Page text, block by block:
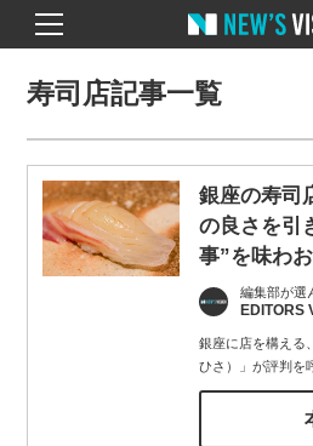
寿司店記事一覧
銀座の寿司
の良さを引
事”を味わお
編集部が選
EDITORS
銀座に店を構える
ひさ）」が評判を